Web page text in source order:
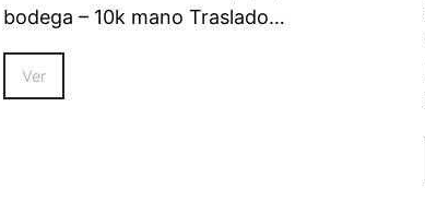
bodega – 10k mano Traslado…
Ver